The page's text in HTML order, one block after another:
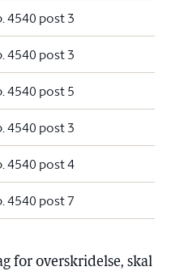
4540 post 3
4540 post 3
4540 post 5
4540 post 3
4540 post 4
4540 post 7
for overskridelse, skal